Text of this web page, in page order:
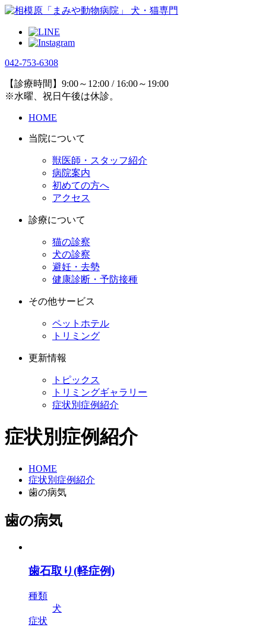
042-753-6308
【診療時間】9:00～12:00 / 16:00～19:00
※水曜、祝日午後は休診。
HOME
当院について
獣医師・スタッフ紹介
病院案内
初めての方へ
アクセス
診療について
猫の診察
犬の診察
避妊・去勢
健康診断・予防接種
その他サービス
ペットホテル
トリミング
更新情報
トピックス
トリミングギャラリー
症状別症例紹介
症状別症例紹介
HOME
症状別症例紹介
歯の病気
歯の病気
歯石取り(軽症例)
種類
犬
症状